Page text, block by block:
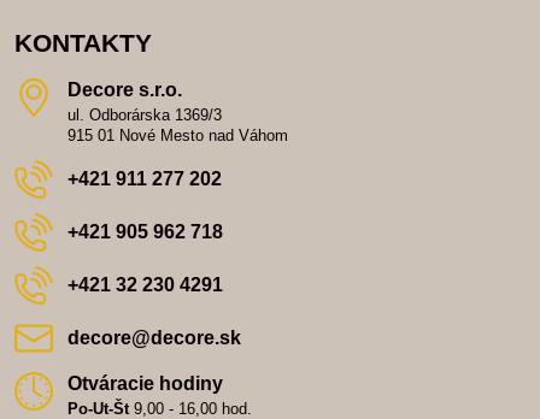
KONTAKTY
Decore s​.r​.o​.
ul. Odborárska 1369/3
915 01 Nové Mesto nad Váhom
+421 911 277 202
+421 905 962 718
+421 32 230 4291
decore​@decore​.sk
Otváracie hodiny
Po-Ut-Št9,00 - 16,00 hod.